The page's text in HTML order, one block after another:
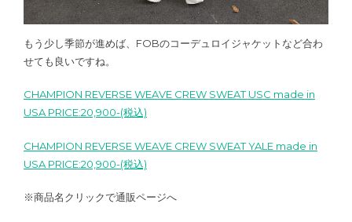
もう少し季節が進めば、FOBのコーデュロイジャケットなど合わ
せても良いですね。
CHAMPION REVERSE WEAVE CREW SWEAT USC made in
USA PRICE:20,900-(税込)
CHAMPION REVERSE WEAVE CREW SWEAT YALE made in
USA PRICE:20,900-(税込)
※商品名クリックで通販ページへ